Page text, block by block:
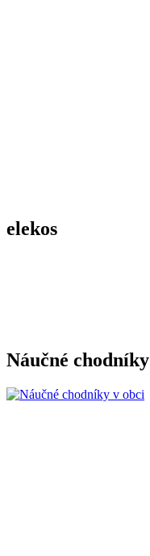
elekos
Náučné chodníky